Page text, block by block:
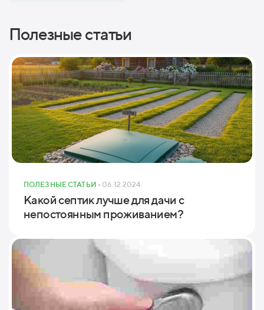
Полезные статьи
ПОЛЕЗНЫЕ СТАТЬИ • 06.12.2024
Какой септик лучше для дачи с
непостоянным проживанием?